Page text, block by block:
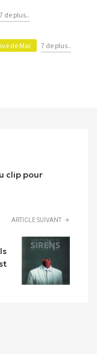
7 de plus..
de Mai 7 de plus..
clip pour
ARTICLE SUIVANT